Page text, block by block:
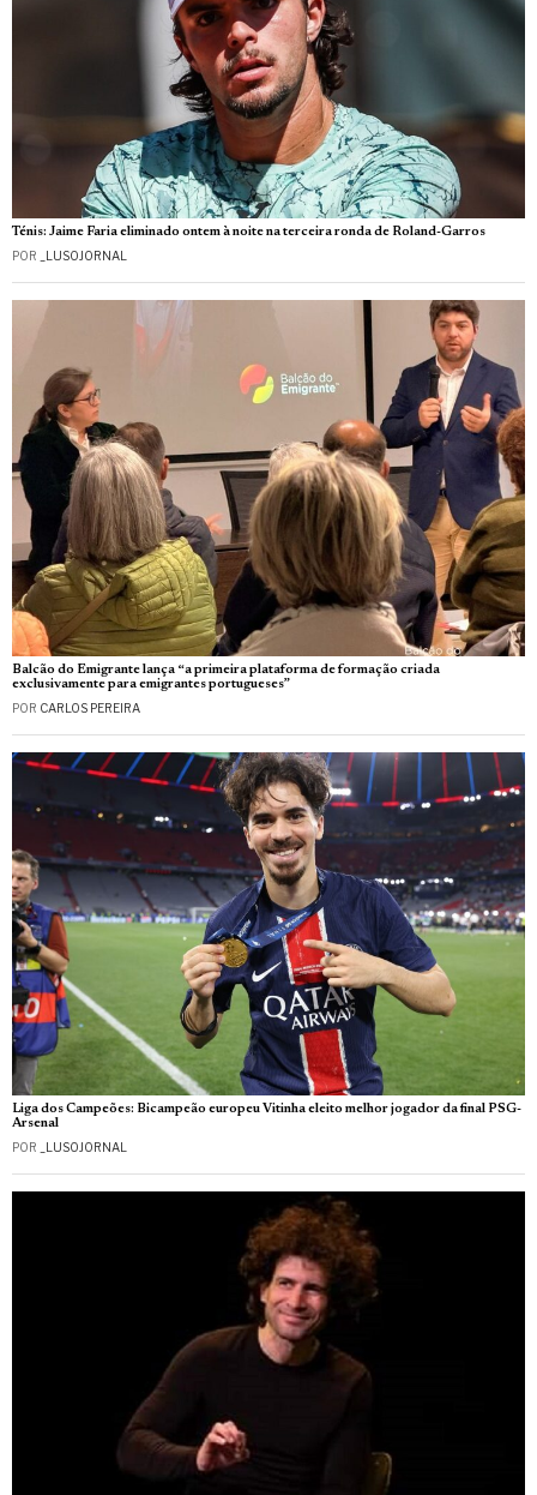
Ténis: Jaime Faria eliminado ontem à noite na terceira ronda de Roland-Garros
POR _LUSOJORNAL
Balcão do Emigrante lança “a primeira plataforma de formação criada
exclusivamente para emigrantes portugueses”
POR CARLOS PEREIRA
Liga dos Campeões: Bicampeão europeu Vitinha eleito melhor jogador da final PSG-
Arsenal
POR _LUSOJORNAL